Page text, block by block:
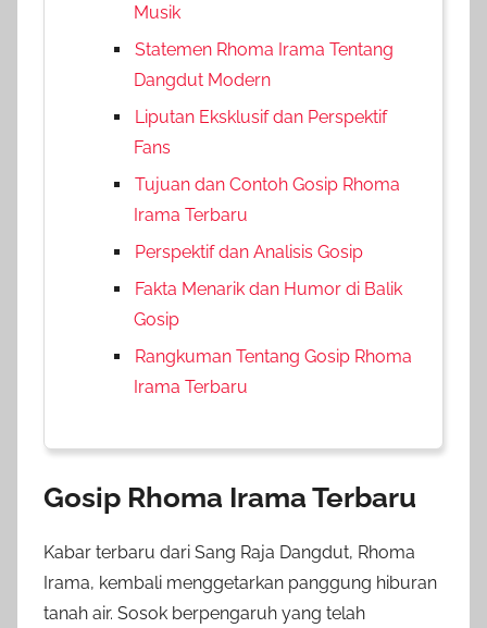
Musik
Statemen Rhoma Irama Tentang
Dangdut Modern
Liputan Eksklusif dan Perspektif
Fans
Tujuan dan Contoh Gosip Rhoma
Irama Terbaru
Perspektif dan Analisis Gosip
Fakta Menarik dan Humor di Balik
Gosip
Rangkuman Tentang Gosip Rhoma
Irama Terbaru
Gosip Rhoma Irama Terbaru
Kabar terbaru dari Sang Raja Dangdut, Rhoma
Irama, kembali menggetarkan panggung hiburan
tanah air. Sosok berpengaruh yang telah